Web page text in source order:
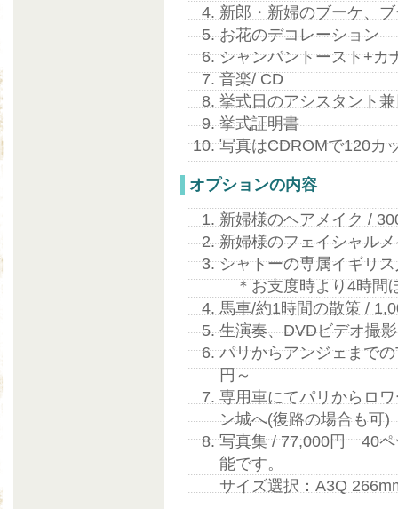
新郎・新婦のブーケ、
お花のデコレーション
シャンパントースト+カ
音楽/ CD
挙式日のアシスタント
挙式証明書
写真はCDROMで120カ
オプションの内容
新婦様のヘアメイク /
新婦様のフェイシャル
シャトーの専属イギリ
＊お支度時より4時間
馬車/約1時間の散策 /
生演奏、DVDビデオ撮
パリからアンジェまで
円～
専用車にてパリからロ
ン城へ(復路の場合も可)
写真集 / 77,000円 40
能です。
サイズ選択：A3Q